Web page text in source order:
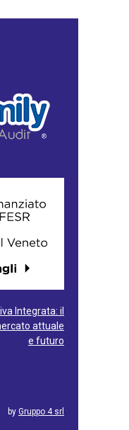
Integrata: il
attuale
e futuro
by Gruppo 4 srl